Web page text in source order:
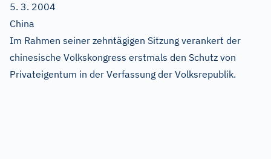
5. 3. 2004
China
Im Rahmen seiner zehntägigen Sitzung verankert der
chinesische Volkskongress erstmals den Schutz von
Privateigentum in der Verfassung der Volksrepublik.